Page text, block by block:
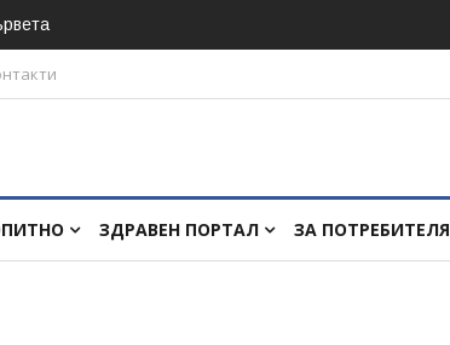
ЗДРАВЕН ПОРТАЛ ЗА ПОТРЕБИТЕЛЯ